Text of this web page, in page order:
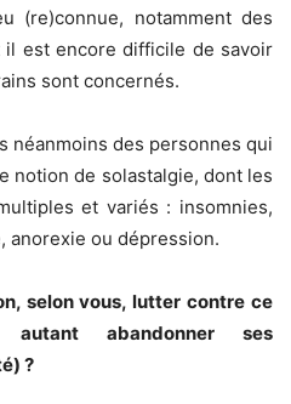
(re)connue, notamment des
est encore difficile de savoir
sont concernés.
néanmoins des personnes qui
notion de solastalgie, dont les
et variés : insomnies,
anorexie ou dépression.
selon vous, lutter contre ce
abandonner ses
?